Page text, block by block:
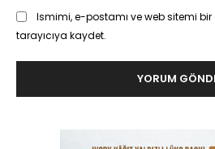
Ismimi, e-postamı ve web sitemi
tarayıcıya kaydet.